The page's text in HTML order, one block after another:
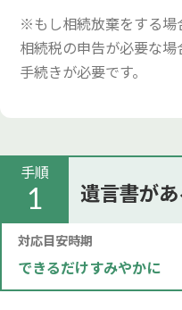
※もし相続放棄をする場
相続税の申告が必要な
手続きが必要です。
手順
1 遺言書が
対応目安時期
できるだけすみやかに